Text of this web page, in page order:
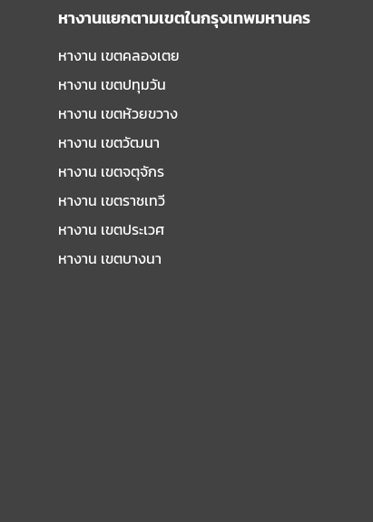
หางานแยกตามเขตในกรุงเทพมหานคร
หางาน เขตคลองเตย
หางาน เขตปทุมวัน
หางาน เขตห้วยขวาง
หางาน เขตวัฒนา
หางาน เขตจตุจักร
หางาน เขตราชเทวี
หางาน เขตประเวศ
หางาน เขตบางนา